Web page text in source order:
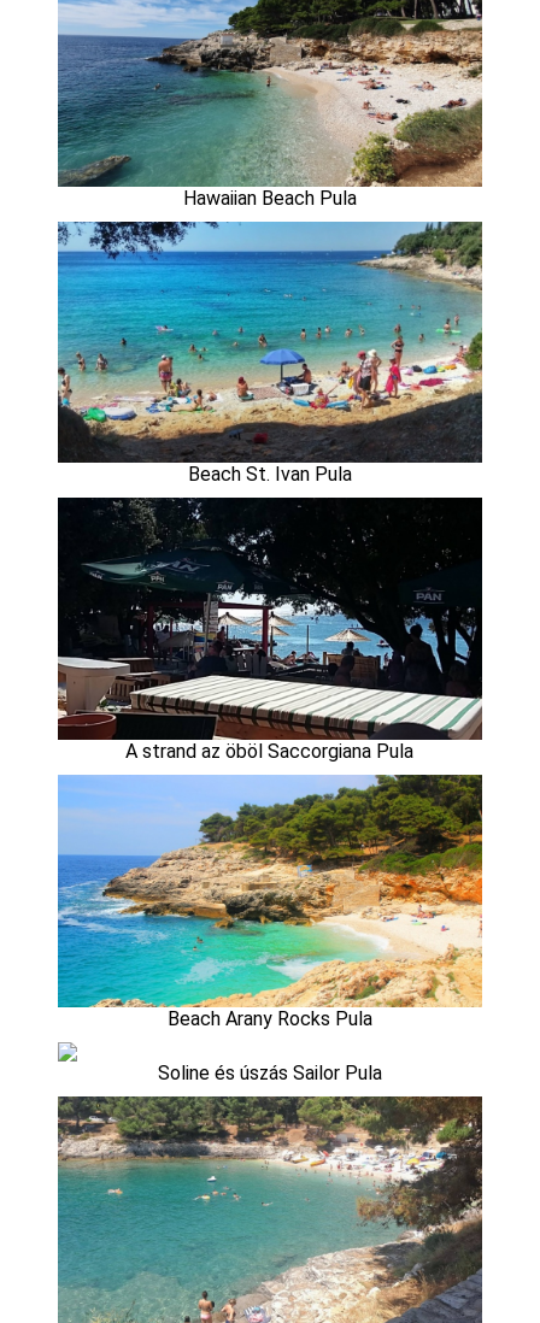
Hawaiian Beach Pula
Beach St. Ivan Pula
A strand az öböl Saccorgiana Pula
Beach Arany Rocks Pula
Soline és úszás Sailor Pula